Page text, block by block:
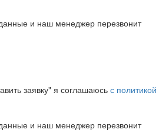
и наш менеджер перезвонит
заявку" я соглашаюсь с политикой
и наш менеджер перезвонит